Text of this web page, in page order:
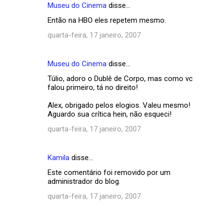
Museu do Cinema disse…
Então na HBO eles repetem mesmo.
quarta-feira, 17 janeiro, 2007
Museu do Cinema disse…
Túlio, adoro o Dublê de Corpo, mas como vc
falou primeiro, tá no direito!
Alex, obrigado pelos elogios. Valeu mesmo!
Aguardo sua crítica hein, não esqueci!
quarta-feira, 17 janeiro, 2007
Kamila disse…
Este comentário foi removido por um
administrador do blog.
quarta-feira, 17 janeiro, 2007